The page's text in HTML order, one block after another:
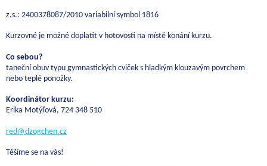
z.s.: 2400378087/2010 variabilní symbol 1816
Kurzovné je možné doplatit v hotovosti na místě konání kurzu.
Co sebou?
taneční obuv typu gymnastických cviček s hladkým klouzavým povrchem
nebo teplé ponožky.
Koordinátor kurzu:
Erika Motýľová, 724 348 510
red@dzogchen.cz
Těšíme se na vás!